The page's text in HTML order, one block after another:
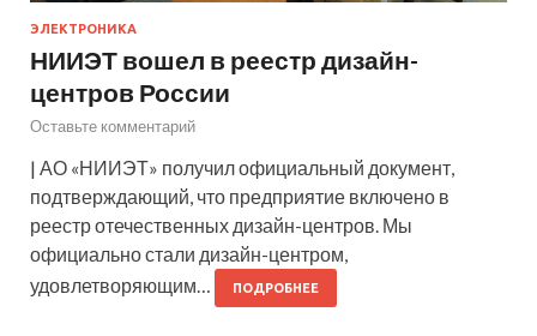
ЭЛЕКТРОНИКА
НИИЭТ вошел в реестр дизайн-
центров России
Оставьте комментарий
| АО «НИИЭТ» получил официальный документ,
подтверждающий, что предприятие включено в
реестр отечественных дизайн-центров. Мы
официально стали дизайн-центром,
удовлетворяющим…
ПОДРОБНЕЕ